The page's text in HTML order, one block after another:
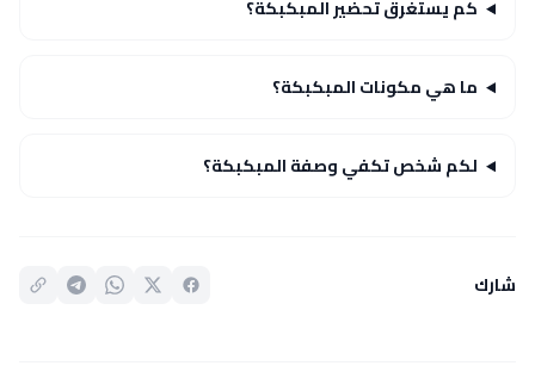
كم يستغرق تحضير المبكبكة؟
ما هي مكونات المبكبكة؟
لكم شخص تكفي وصفة المبكبكة؟
شارك